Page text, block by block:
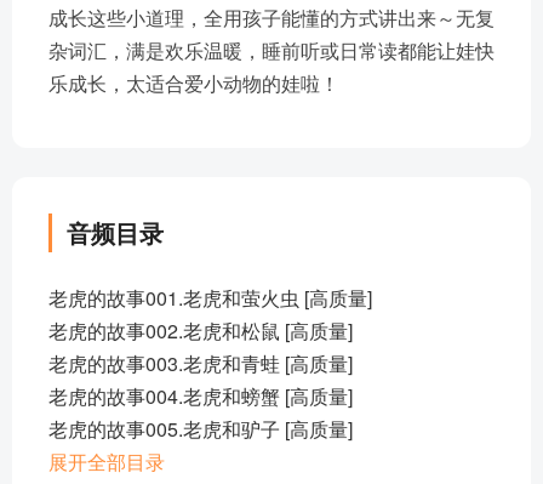
成长这些小道理，全用孩子能懂的方式讲出来～无复
杂词汇，满是欢乐温暖，睡前听或日常读都能让娃快
乐成长，太适合爱小动物的娃啦！
音频目录
老虎的故事001.老虎和萤火虫 [高质量]
老虎的故事002.老虎和松鼠 [高质量]
老虎的故事003.老虎和青蛙 [高质量]
老虎的故事004.老虎和螃蟹 [高质量]
老虎的故事005.老虎和驴子 [高质量]
老虎的故事006.小老虎和鹿 [高质量]
展开全部目录